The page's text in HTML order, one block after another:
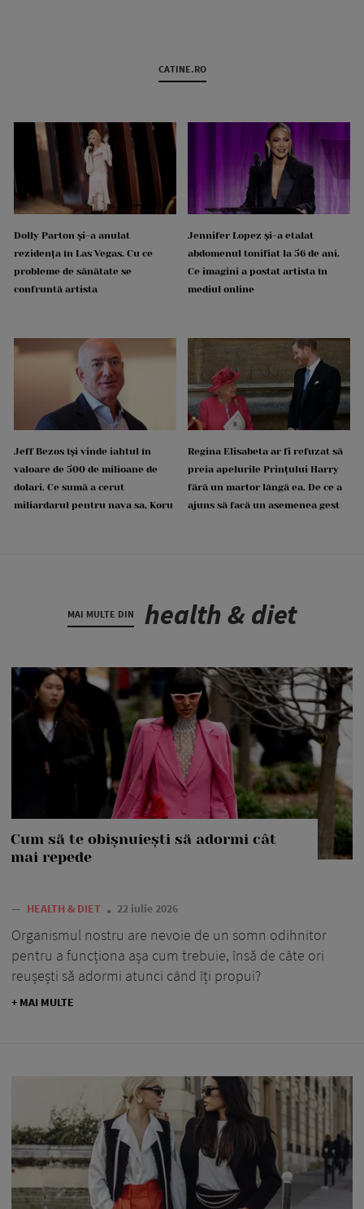
CATINE.RO
Dolly Parton și-a anulat
rezidența în Las Vegas. Cu ce
probleme de sănătate se
confruntă artista
Jennifer Lopez și-a etalat
abdomenul tonifiat la 56 de ani.
Ce imagini a postat artista în
mediul online
Jeff Bezos își vinde iahtul în
valoare de 500 de milioane de
dolari. Ce sumă a cerut
miliardarul pentru nava sa, Koru
Regina Elisabeta ar fi refuzat să
preia apelurile Prințului Harry
fără un martor lângă ea. De ce a
ajuns să facă un asemenea gest
MAI MULTE DIN health & diet
Cum să te obișnuiești să adormi cât
mai repede
— HEALTH & DIET 22 iulie 2026
Organismul nostru are nevoie de un somn odihnitor
pentru a funcționa așa cum trebuie, însă de câte ori
reușești să adormi atunci când îți propui?
+ MAI MULTE